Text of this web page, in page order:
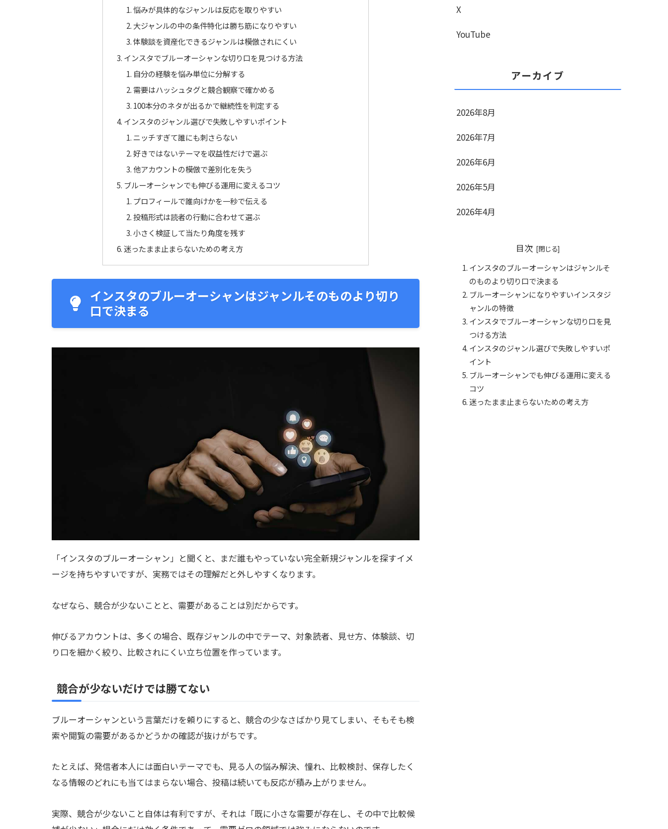
悩みが具体的なジャンルは反応を取りやすい
大ジャンルの中の条件特化は勝ち筋になりやすい
体験談を資産化できるジャンルは模倣されにくい
インスタでブルーオーシャンな切り口を見つける方法
自分の経験を悩み単位に分解する
需要はハッシュタグと競合観察で確かめる
100本分のネタが出るかで継続性を判定する
インスタのジャンル選びで失敗しやすいポイント
ニッチすぎて誰にも刺さらない
好きではないテーマを収益性だけで選ぶ
他アカウントの模倣で差別化を失う
ブルーオーシャンでも伸びる運用に変えるコツ
プロフィールで誰向けかを一秒で伝える
投稿形式は読者の行動に合わせて選ぶ
小さく検証して当たり角度を残す
迷ったまま止まらないための考え方
インスタのブルーオーシャンはジャンルそのものより切り
口で決まる
「インスタのブルーオーシャン」と聞くと、まだ誰もやっていない完全新規ジャンルを探すイメ
ージを持ちやすいですが、実務ではその理解だと外しやすくなります。
なぜなら、競合が少ないことと、需要があることは別だからです。
伸びるアカウントは、多くの場合、既存ジャンルの中でテーマ、対象読者、見せ方、体験談、切
り口を細かく絞り、比較されにくい立ち位置を作っています。
競合が少ないだけでは勝てない
ブルーオーシャンという言葉だけを頼りにすると、競合の少なさばかり見てしまい、そもそも検
索や閲覧の需要があるかどうかの確認が抜けがちです。
たとえば、発信者本人には面白いテーマでも、見る人の悩み解決、憧れ、比較検討、保存したく
なる情報のどれにも当てはまらない場合、投稿は続いても反応が積み上がりません。
実際、競合が少ないこと自体は有利ですが、それは「既に小さな需要が存在し、その中で比較候
X
YouTube
アーカイブ
2026年8月
2026年7月
2026年6月
2026年5月
2026年4月
目次
インスタのブルーオーシャンはジャンルそ
のものより切り口で決まる
ブルーオーシャンになりやすいインスタジ
ャンルの特徴
インスタでブルーオーシャンな切り口を見
つける方法
インスタのジャンル選びで失敗しやすいポ
イント
ブルーオーシャンでも伸びる運用に変える
コツ
迷ったまま止まらないための考え方